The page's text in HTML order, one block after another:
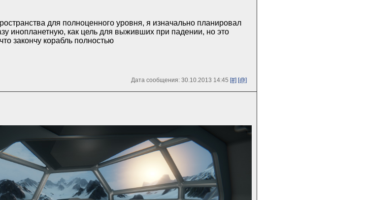
для полноценного уровня, я изначально планировал
инопланетную, как цель для выживших при падении, но это
закончу корабль полностью
Дата сообщения: 30.10.2013 14:45 [#] [@]